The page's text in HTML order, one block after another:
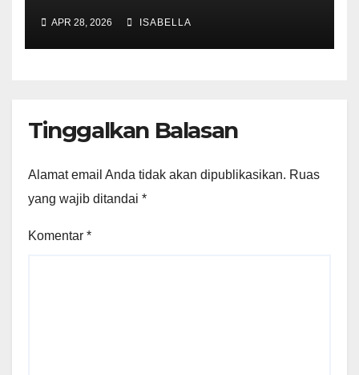
APR 28, 2026 ISABELLA
Tinggalkan Balasan
Alamat email Anda tidak akan dipublikasikan. Ruas
yang wajib ditandai *
Komentar *